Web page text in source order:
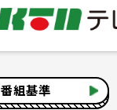
番組基準